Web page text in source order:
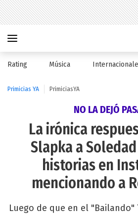
Rating Música
Primicias YA PrimiciasYA
NO LA DEJÓ
La irónica
Slapka a
historias en
mencionando a
Luego de que en el